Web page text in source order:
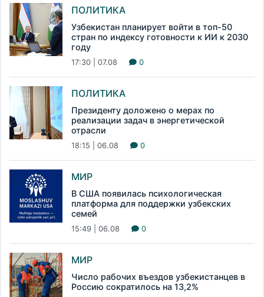
ПОЛИТИКА
Узбекистан планирует войти в топ-50
стран по индексу готовности к ИИ к 2030
году
17:30 | 07.08 0
ПОЛИТИКА
Президенту доложено о мерах по
реализации задач в энергетической
отрасли
18:15 | 06.08 0
МИР
В США появилась психологическая
платформа для поддержки узбекских
семей
15:49 | 06.08 0
МИР
Число рабочих въездов узбекистанцев в
Россию сократилось на 13,2%